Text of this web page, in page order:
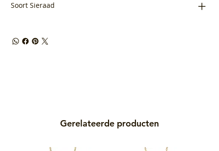
Soort Sieraad
Gerelateerde producten